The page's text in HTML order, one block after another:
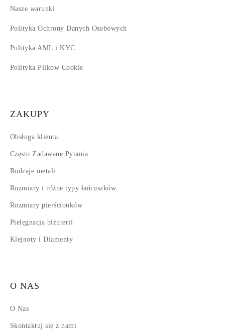
Nasze warunki
Polityka Ochrony Danych Osobowych
Polityka AML i KYC
Polityka Plików Cookie
ZAKUPY
Obsługa klienta
Często Zadawane Pytania
Rodzaje metali
Rozmiary i różne typy łańcuszków
Rozmiary pierścionków
Pielęgnacja biżuterii
Klejnoty i Diamenty
O NAS
O Nas
Skontaktuj się z nami